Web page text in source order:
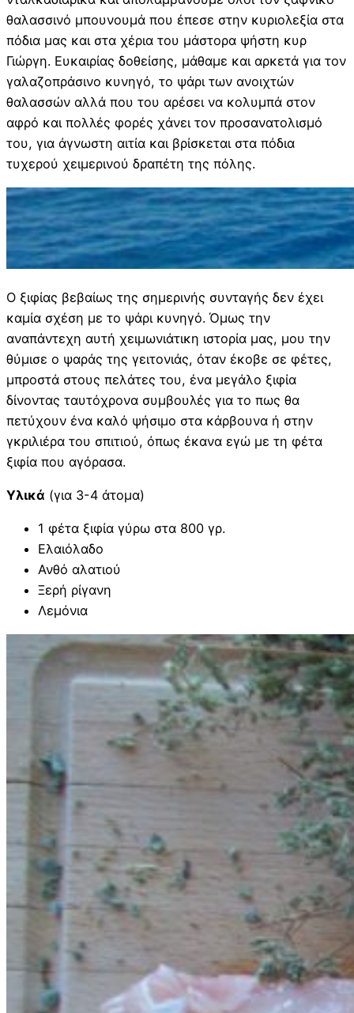
θαλασσινό μπουνουμά που έπεσε στην κυριολεξία στα
πόδια μας και στα χέρια του μάστορα ψήστη κυρ
Γιώργη. Ευκαιρίας δοθείσης, μάθαμε και αρκετά για τον
γαλαζοπράσινο κυνηγό, το ψάρι των ανοιχτών
θαλασσών αλλά που του αρέσει να κολυμπά στον
αφρό και πολλές φορές χάνει τον προσανατολισμό
του, για άγνωστη αιτία και βρίσκεται στα πόδια
τυχερού χειμερινού δραπέτη της πόλης.
Ο ξιφίας βεβαίως της σημερινής συνταγής δεν έχει
καμία σχέση με το ψάρι κυνηγό. Όμως την
αναπάντεχη αυτή χειμωνιάτικη ιστορία μας, μου την
θύμισε ο ψαράς της γειτονιάς, όταν έκοβε σε φέτες,
μπροστά στους πελάτες του, ένα μεγάλο ξιφία
δίνοντας ταυτόχρονα συμβουλές για το πως θα
πετύχουν ένα καλό ψήσιμο στα κάρβουνα ή στην
γκριλιέρα του σπιτιού, όπως έκανα εγώ με τη φέτα
ξιφία που αγόρασα.
Υλικά (για 3-4 άτομα)
1 φέτα ξιφία γύρω στα 800 γρ.
Ελαιόλαδο
Ανθό αλατιού
Ξερή ρίγανη
Λεμόνια